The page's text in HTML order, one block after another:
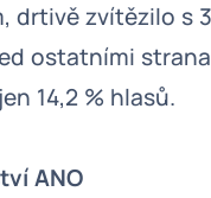
drtivě zvítězilo s
ostatními
14,2 % hlasů.
ANO